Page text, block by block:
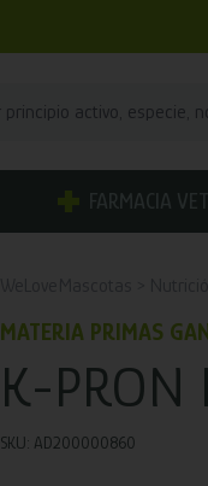
FARMACIA
MATERIA PRIMAS
K-PRON
SKU: AD200000860